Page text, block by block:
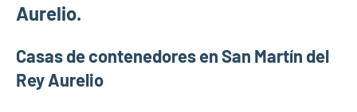
Aurelio.
Casas de contenedores en San Martín del
Rey Aurelio